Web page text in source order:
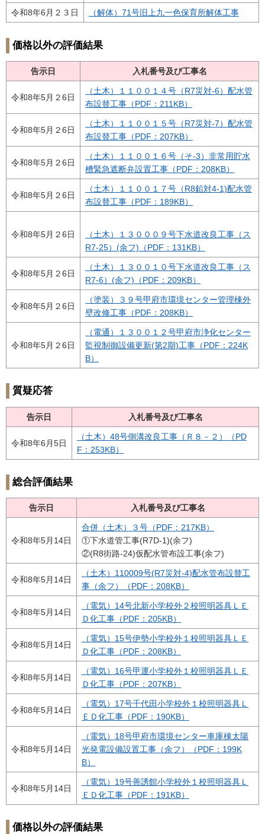
令和8年6月２３日 （解体）71号旧上九一色保育所解体工事
価格以外の評価結果
告示日 入札番号及び工事名
令和8年5月２6日
（土木）１１００１４号（R7災対-6）配水管
布設替工事（PDF：211KB）
令和8年5月２6日
（土木）１１００１５号（R7災対-7）配水管
布設替工事（PDF：207KB）
令和8年5月２6日
（土木）１１００１６号（そ-3）非常用貯水
槽緊急遮断弁設置工事（PDF：208KB）
令和8年5月２6日
（土木）１１００１７号（R8鉛対4-1)配水管
布設替工事（PDF：189KB）
令和8年5月２6日
（土木）１３０００９号下水道改良工事（ス
R7-25）(余フ) （PDF：131KB）
令和8年5月２6日
（土木）１３００１０号下水道改良工事（ス
R7-6）(余フ)（PDF：209KB）
令和8年5月２6日
（塗装）３９号甲府市環境センター管理棟外
壁改修工事（PDF：208KB）
令和8年5月２6日
（電通）１３００１２号甲府市浄化センター
監視制御設備更新(第2期)工事（PDF：224K
B）
質疑応答
告示日 入札番号及び工事名
令和8年6月5日
（土木）48号側溝改良工事（Ｒ８－２）（PD
F：253KB）
総合評価結果
告示日 入札番号及び工事名
令和8年5月14日
合併（土木）３号（PDF：217KB）
①下水道管工事(R7D-1)(余フ)
②(R8街路-24)仮配水管布設工事(余フ)
令和8年5月14日
（土木）110009号(R7災対-4)配水管布設替工
事（余フ）（PDF：208KB）
令和8年5月14日
（電気）14号北新小学校外２校照明器具ＬＥ
Ｄ化工事（PDF：205KB）
令和8年5月14日
（電気）15号伊勢小学校外１校照明器具ＬＥ
Ｄ化工事（PDF：208KB）
令和8年5月14日
（電気）16号甲運小学校外１校照明器具ＬＥ
Ｄ化工事（PDF：207KB）
令和8年5月14日
（電気）17号千代田小学校外１校照明器具Ｌ
ＥＤ化工事（PDF：190KB）
令和8年5月14日
（電気）18号甲府市環境センター車庫棟太陽
光発電設備設置工事（余フ）（PDF：199K
B）
令和8年5月14日
（電気）19号善誘館小学校外１校照明器具Ｌ
ＥＤ化工事（PDF：191KB）
価格以外の評価結果